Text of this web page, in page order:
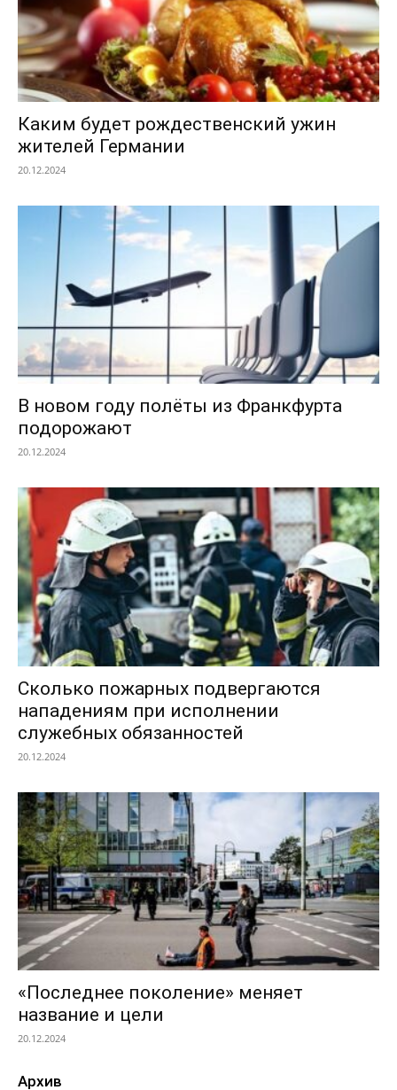
Каким будет рождественский ужин
жителей Германии
20.12.2024
В новом году полёты из Франкфурта
подорожают
20.12.2024
Сколько пожарных подвергаются
нападениям при исполнении
служебных обязанностей
20.12.2024
«Последнее поколение» меняет
название и цели
20.12.2024
Архив